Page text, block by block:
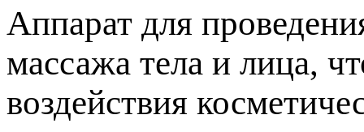
Аппарат для
массажа тела и лица,
воздействия